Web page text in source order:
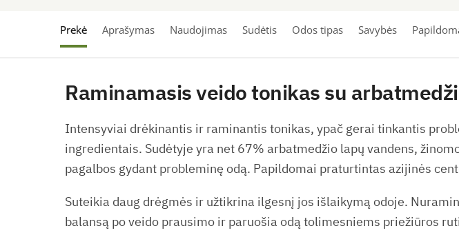
Prekė Aprašymas Naudojimas Sudėtis Odos tipas Savybės
Raminamasis veido tonikas su
Intensyviai drėkinantis ir raminantis tonikas, ypač gerai tinkantis
ingredientais. Sudėtyje yra net 67% arbatmedžio lapų vandens,
pagalbos gydant probleminę odą. Papildomai praturtintas azijinės
Suteikia daug drėgmės ir užtikrina ilgesnį jos išlaikymą odoje.
balansą po veido prausimo ir paruošia odą tolimesniems priežiūros